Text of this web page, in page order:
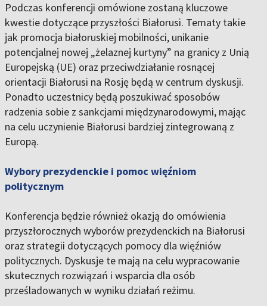
Podczas konferencji omówione zostaną kluczowe
kwestie dotyczące przyszłości Białorusi. Tematy takie
jak promocja białoruskiej mobilności, unikanie
potencjalnej nowej „żelaznej kurtyny” na granicy z Unią
Europejską (UE) oraz przeciwdziałanie rosnącej
orientacji Białorusi na Rosję będą w centrum dyskusji.
Ponadto uczestnicy będą poszukiwać sposobów
radzenia sobie z sankcjami międzynarodowymi, mając
na celu uczynienie Białorusi bardziej zintegrowaną z
Europą.
Wybory prezydenckie i pomoc więźniom
politycznym
Konferencja będzie również okazją do omówienia
przyszłorocznych wyborów prezydenckich na Białorusi
oraz strategii dotyczących pomocy dla więźniów
politycznych. Dyskusje te mają na celu wypracowanie
skutecznych rozwiązań i wsparcia dla osób
prześladowanych w wyniku działań reżimu.